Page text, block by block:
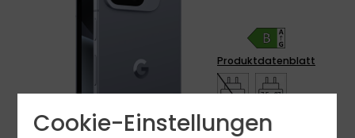
Produktdatenblatt
7.5 - 27
Cookie-Einstellungen